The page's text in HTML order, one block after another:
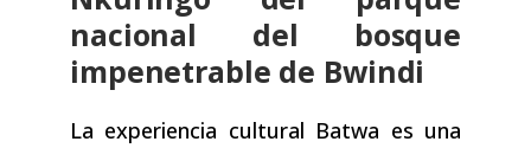
nacional del bosque
impenetrable de Bwindi
La experiencia cultural Batwa es una